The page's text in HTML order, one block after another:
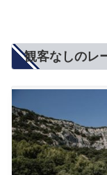
観客なしのレ